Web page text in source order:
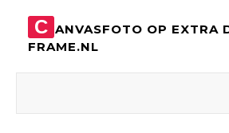
C ANVASFOTO OP EXTRA
FRAME.NL